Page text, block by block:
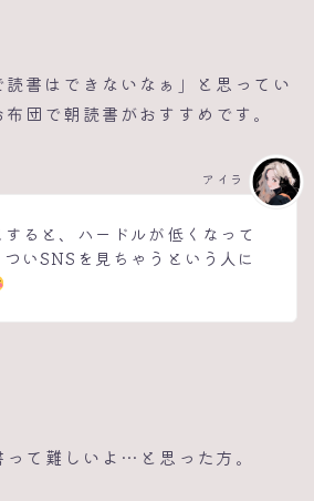
読書はできないなぁ」と思ってい
団で朝読書がおすすめです。
ると、ハードルが低くなって
いSNSを見ちゃうという人に
アイラ
て難しいよ…と思った方。